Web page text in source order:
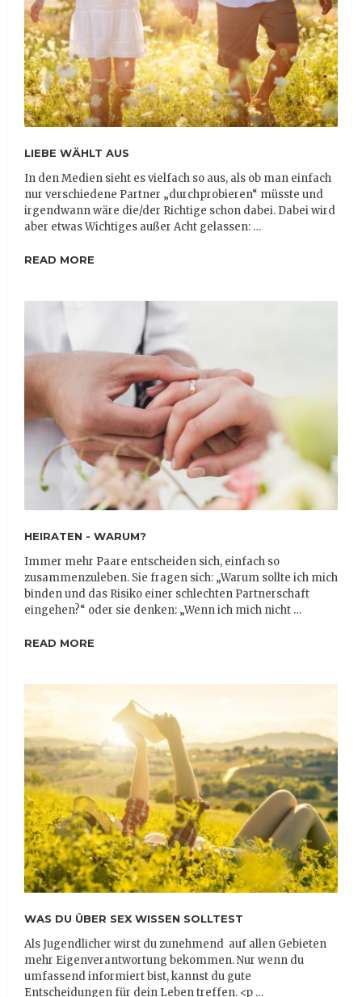
LIEBE WÄHLT AUS
In den Medien sieht es vielfach so aus, als ob man einfach
nur verschiedene Partner „durchprobieren“ müsste und
irgendwann wäre die/der Richtige schon dabei. Dabei wird
aber etwas Wichtiges außer Acht gelassen: …
READ MORE
HEIRATEN - WARUM?
Immer mehr Paare entscheiden sich, einfach so
zusammenzuleben. Sie fragen sich: „Warum sollte ich mich
binden und das Risiko einer schlechten Partnerschaft
eingehen?“ oder sie denken: „Wenn ich mich nicht …
READ MORE
WAS DU ÜBER SEX WISSEN SOLLTEST
Als Jugendlicher wirst du zunehmend auf allen Gebieten
mehr Eigenverantwortung bekommen. Nur wenn du
umfassend informiert bist, kannst du gute
Entscheidungen für dein Leben treffen. <p …